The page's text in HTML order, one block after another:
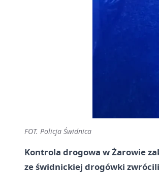
FOT. Policja Świdnica
Kontrola drogowa w Żarowie
ze świdnickiej drogówki